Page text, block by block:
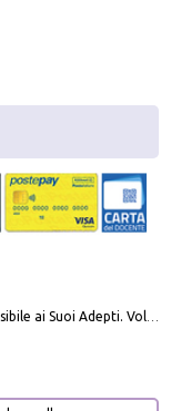
La Massoneria Resa Comprensibile ai Suoi Adepti. Vol. 3: il Maestro.